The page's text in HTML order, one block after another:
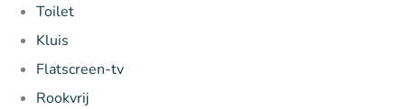
Toilet
Kluis
Flatscreen-tv
Rookvrij